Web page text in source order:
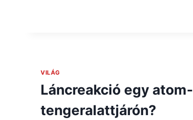
VILÁG
Láncreakció egy atom-
tengeralattjárón?